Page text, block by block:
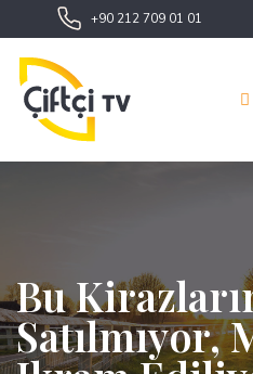
+90 212 709 01 01
Bu
Satılmıyor,